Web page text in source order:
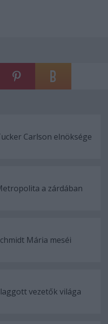
Carlson elnöksége
a zárdában
Mária meséi
vezetők világa